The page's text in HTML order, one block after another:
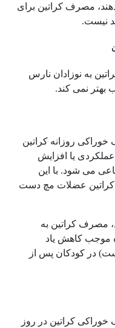
مصرف کراتین برای
نیست.
به نوزادان نارس
بهتر نمی کند.
روزانه کراتین
عملکردی یا افزایش
می شود. با این
کراتین عضلات مچ دست
مصرف کراتین به
در روز به مدت 6 ماه موجب کاهش یاد
در کودکان پس از
کراتین در روز